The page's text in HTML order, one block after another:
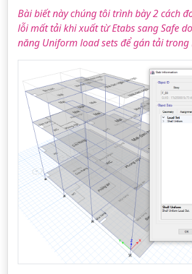
Bài biết này chúng tôi trình bày 2 cách
lỗi mất tải khi xuất từ Etabs sang Safe
năng Uniform load sets để gán tải trong